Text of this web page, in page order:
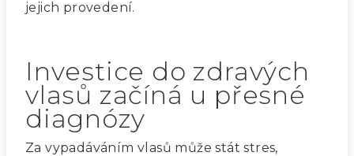
jejich provedení.
Investice do zdravých
vlasů začíná u přesné
diagnózy
Za vypadáváním vlasů může stát stres,